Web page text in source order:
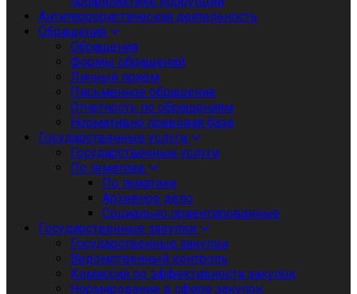
Антитеррористическая деятельность
Обращения
Обращения
Формы обращений
Личный приём
Письменное обращение
Отчетность по обращениям
Нормативно правовая база
Государственные услуги
Государственные услуги
По тематике
По тематике
Архивное дело
Социально ориентированные
Государственные закупки
Государственные закупки
Ведомственный контроль
Комиссия по эффективности закупок
Нормирование в сфере закупок